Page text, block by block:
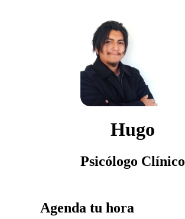
Hugo
Psicólogo Clínico
Agenda tu hora